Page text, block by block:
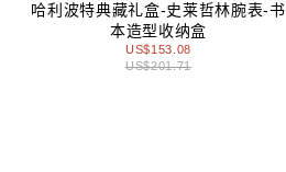
哈利波特典藏礼盒-史莱哲林腕表-书
本造型收纳盒
US$153.08
US$201.71